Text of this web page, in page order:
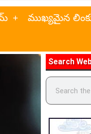
ముఖ్యమైన
Search